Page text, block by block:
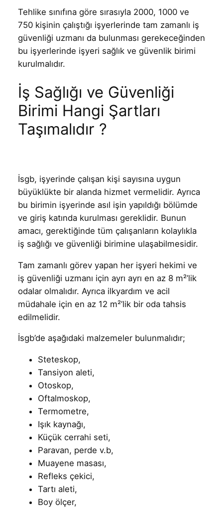
Tehlike sınıfına göre sırasıyla 2000, 1000 ve
750 kişinin çalıştığı işyerlerinde tam zamanlı iş
güvenliği uzmanı da bulunması gerekeceğinden
bu işyerlerinde işyeri sağlık ve güvenlik birimi
kurulmalıdır.
İş Sağlığı ve Güvenliği
Birimi Hangi Şartları
Taşımalıdır ?
İsgb, işyerinde çalışan kişi sayısına uygun
büyüklükte bir alanda hizmet vermelidir. Ayrıca
bu birimin işyerinde asıl işin yapıldığı bölümde
ve giriş katında kurulması gereklidir. Bunun
amacı, gerektiğinde tüm çalışanların kolaylıkla
iş sağlığı ve güvenliği birimine ulaşabilmesidir.
Tam zamanlı görev yapan her işyeri hekimi ve
iş güvenliği uzmanı için ayrı ayrı en az 8 m²’lik
odalar olmalıdır. Ayrıca ilkyardım ve acil
müdahale için en az 12 m²’lik bir oda tahsis
edilmelidir.
İsgb’de aşağıdaki malzemeler bulunmalıdır;
Steteskop,
Tansiyon aleti,
Otoskop,
Oftalmoskop,
Termometre,
Işık kaynağı,
Küçük cerrahi seti,
Paravan, perde v.b,
Muayene masası,
Refleks çekici,
Tartı aleti,
Boy ölçer,